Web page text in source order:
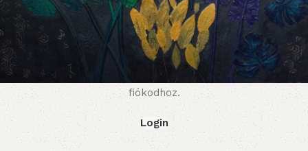
OR
Bejelentkezés
már fiókod? Kattints a Belépés gombra, hogy hozzáférj
fiókodhoz.
Login